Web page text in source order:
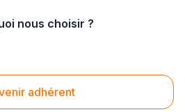
nous choisir ?
adhérent
roulant